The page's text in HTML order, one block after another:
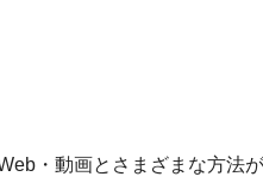
・動画とさまざまな方法が